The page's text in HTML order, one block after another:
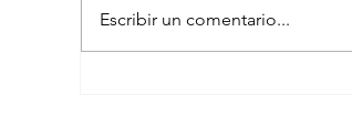
Escribir un comentario...